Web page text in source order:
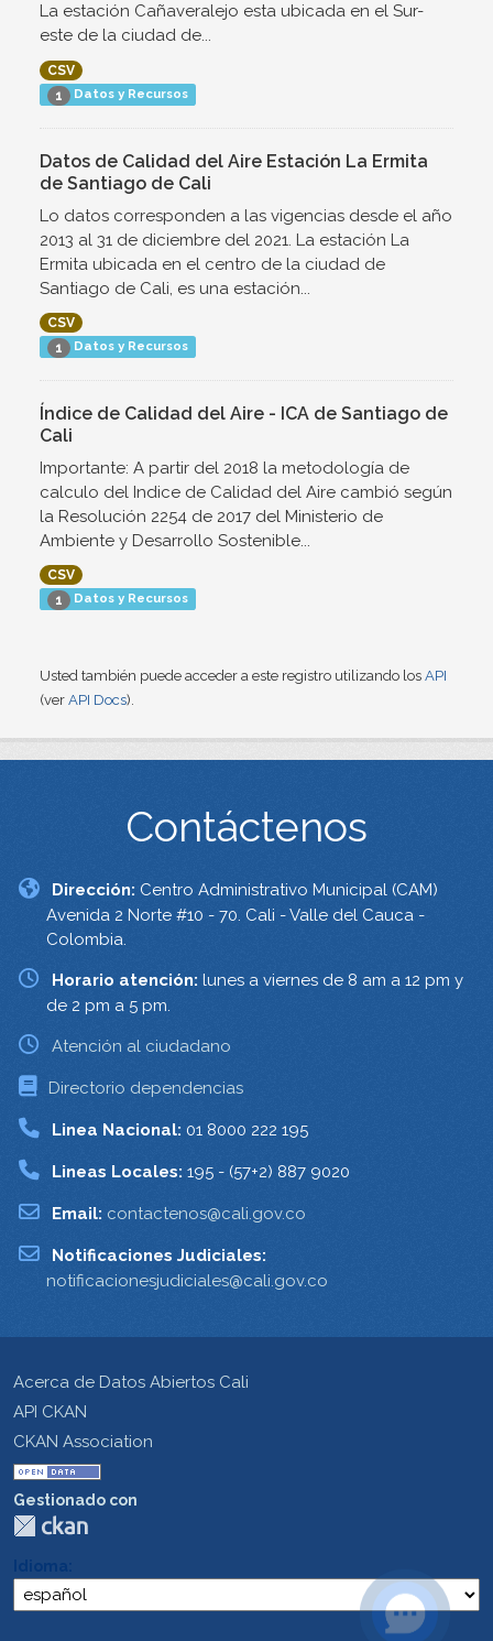
La estación Cañaveralejo esta ubicada en el Sur-
este de la ciudad de...
CSV
1 Datos y Recursos
Datos de Calidad del Aire Estación La Ermita
de Santiago de Cali
Lo datos corresponden a las vigencias desde el año
2013 al 31 de diciembre del 2021. La estación La
Ermita ubicada en el centro de la ciudad de
Santiago de Cali, es una estación...
CSV
1 Datos y Recursos
Índice de Calidad del Aire - ICA de Santiago de
Cali
Importante: A partir del 2018 la metodología de
calculo del Indice de Calidad del Aire cambió según
la Resolución 2254 de 2017 del Ministerio de
Ambiente y Desarrollo Sostenible...
CSV
1 Datos y Recursos
Usted también puede acceder a este registro utilizando los API
(ver API Docs).
Contáctenos
Dirección: Centro Administrativo Municipal (CAM)
Avenida 2 Norte #10 - 70. Cali - Valle del Cauca -
Colombia.
Horario atención: lunes a viernes de 8 am a 12 pm y
de 2 pm a 5 pm.
Atención al ciudadano
Directorio dependencias
Linea Nacional: 01 8000 222 195
Lineas Locales: 195 - (57+2) 887 9020
Email: contactenos@cali.gov.co
Notificaciones Judiciales:
notificacionesjudiciales@cali.gov.co
Acerca de Datos Abiertos Cali
API CKAN
CKAN Association
Gestionado con